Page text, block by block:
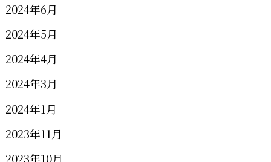
2024年6月
2024年5月
2024年4月
2024年3月
2024年1月
2023年11月
2023年10月